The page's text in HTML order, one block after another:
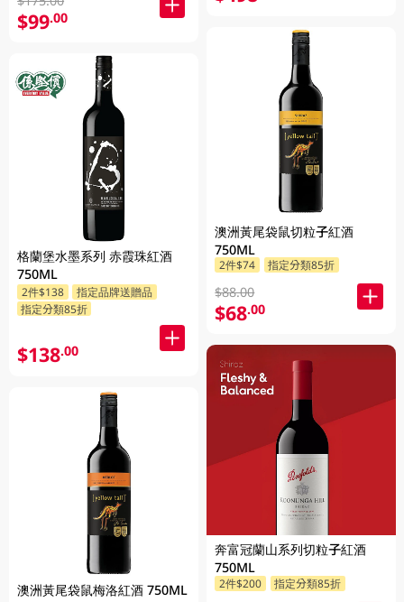
$99.00
格蘭堡水墨系列 赤霞珠紅酒
750ML
2件$138
指定品牌送贈品
指定分類85折
$138.00
澳洲黃尾袋鼠梅洛紅酒 750ML
澳洲黃尾袋鼠切粒子紅酒
750ML
2件$74 指定分類85折
$88.00
$68.00
奔富冠蘭山系列切粒子紅酒
750ML
2件$200 指定分類85折